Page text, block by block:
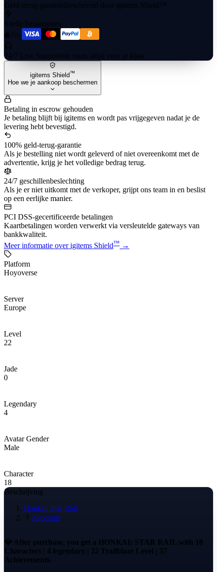
Geld-terug-garantieBeschermd door igitems Shield™
Snelle betaalopties
24/7 Live SupportWe staan altijd voor je klaar
igitems Shield™
Hoe we je aankoop beschermen
Betaling in escrow gehouden
Je betaling blijft bij igitems en wordt pas vrijgegeven nadat je de
levering hebt bevestigd.
100% geld-terug-garantie
Als je bestelling niet wordt geleverd of niet overeenkomt met de
advertentie, krijg je het volledige bedrag terug.
24/7 geschillenbeslechting
Als je er niet uitkomt met de verkoper, grijpt ons team in en beslist
op een eerlijke manier.
PCI DSS-gecertificeerde betalingen
Kaartbetalingen worden verwerkt via versleutelde gateways van
bankkwaliteit.
Meer informatie over igitems Shield™ →
Platform
Hoyoverse
Server
Europe
Level
22
Jade
0
Legendary
4
Avatar Gender
Male
Character
18
Beschrijving
Honkai: Star Rail
Accounts
💎 After purchase, you get a HONKAI: STAR RAIL with 18
Characters | 4 legendary | 22 Trailblaze Level | 57
Achievements.